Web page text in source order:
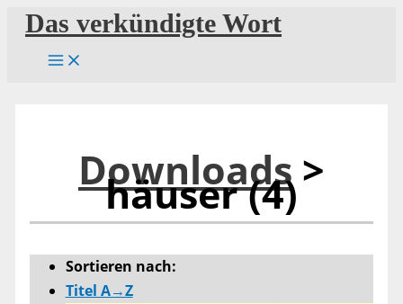
Zum
Inhalt
springen
Das verkündigte Wort
Downloads >
häuser (4)
Sortieren nach:
Titel A→Z